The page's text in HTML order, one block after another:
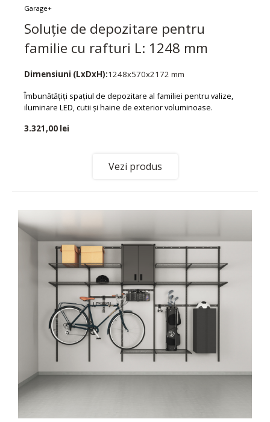
Garage+
Soluție de depozitare pentru
familie cu rafturi L: 1248 mm
Dimensiuni (LxDxH):1248x570x2172 mm
Îmbunătățiți spațiul de depozitare al familiei pentru valize,
iluminare LED, cutii și haine de exterior voluminoase.
3.321,00 lei
Vezi produs